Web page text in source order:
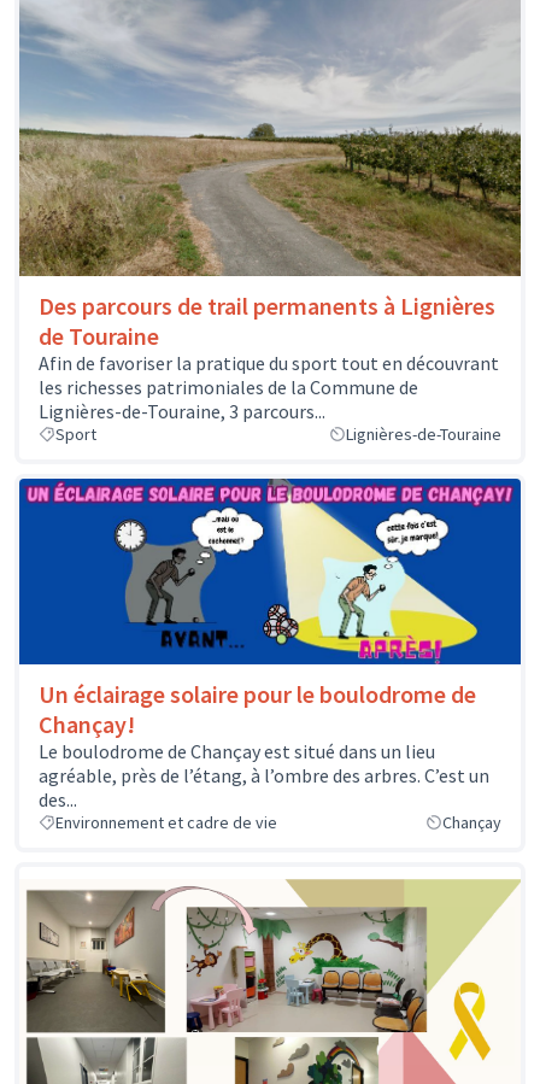
Des parcours de trail permanents à Lignières
de Touraine
Afin de favoriser la pratique du sport tout en découvrant
les richesses patrimoniales de la Commune de
Lignières-de-Touraine, 3 parcours...
Sport Lignières-de-Touraine
Un éclairage solaire pour le boulodrome de
Chançay!
Le boulodrome de Chançay est situé dans un lieu
agréable, près de l’étang, à l’ombre des arbres. C’est un
des...
Environnement et cadre de vie Chançay